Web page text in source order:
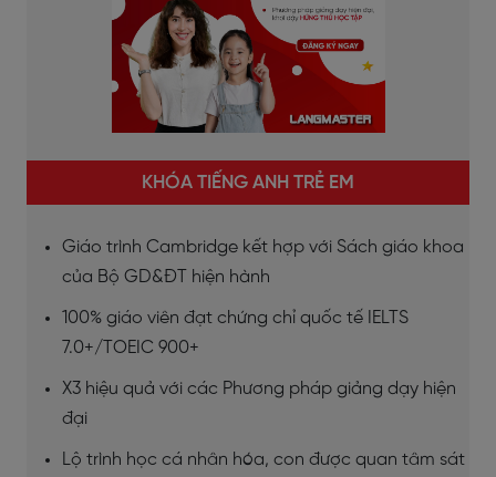
KHÓA TIẾNG ANH TRẺ EM
Giáo trình Cambridge kết hợp với Sách giáo khoa
của Bộ GD&ĐT hiện hành
100% giáo viên đạt chứng chỉ quốc tế IELTS
7.0+/TOEIC 900+
X3 hiệu quả với các Phương pháp giảng dạy hiện
đại
Lộ trình học cá nhân hóa, con được quan tâm sát